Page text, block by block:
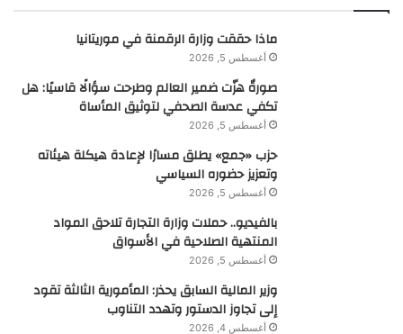
ماذا حققت وزارة الرقمنة في موريتانيا
أغسطس 5, 2026
صورةٌ هزّت ضمير العالم وطرحت سؤالًا قاسيًا: هل
تكفي عدسة الصحفي لتوثيق المأساة
أغسطس 5, 2026
حزب «جمع» يطلق مسارًا لإعادة هيكلة هيئاته
وتعزيز حضوره السياسي
أغسطس 5, 2026
بالفيديو.. حملات وزارة التجارة تلاحق المواد
المنتهية الصلاحية في الأسواق
أغسطس 5, 2026
وزير المالية السابق يحذر: المأمورية الثالثة تقود
إلى تجاوز الدستور وتهدد التناوب
أغسطس 4, 2026